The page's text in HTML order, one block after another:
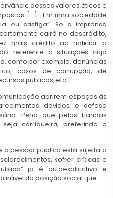
desses valores éticos e
[…] . Em uma sociedade
ou castiga”. Se a imprensa
cairá no descrédito,
mais crédito ao noticiar a
referente a situações cujo
como por exemplo, denúncias
casos de corrupção, de
públicos, etc.
abrirem espaços às
devidos e defesa
Pena que pelas bandas
corriqueira, preferindo o
a pessoa pública está sujeita à
sofrer críticas e
já é autoexplicativo e
da posição social que